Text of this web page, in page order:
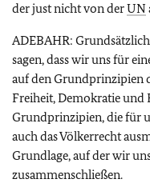
der just nicht von derUN
ADEBAHR:
sagen, dass wir uns für
auf den Grundprinzipien
Freiheit, Demokratie und
Grundprinzipien, die für
auch das Völkerrecht
Grundlage, auf der wir
zusammenschließen.